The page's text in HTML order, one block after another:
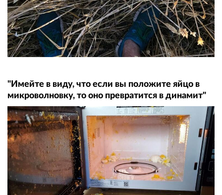
"Имейте в виду, что если вы положите яйцо в
микроволновку, то оно превратится в динамит"